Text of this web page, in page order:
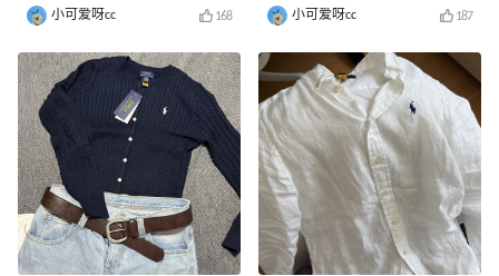
小可爱呀cc 168 小可爱呀cc 187